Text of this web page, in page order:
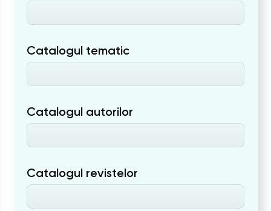
Catalogul tematic
Catalogul autorilor
Catalogul revistelor